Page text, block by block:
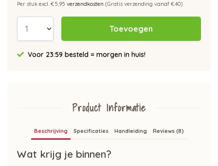
Per stuk excl. €5,95 verzendkosten (Gratis verzending vanaf €40)
Toevoegen
Voor 23:59 besteld = morgen in huis!
Product Informatie
Beschrijving Specificaties Handleiding Reviews (8)
Wat krijg je binnen?